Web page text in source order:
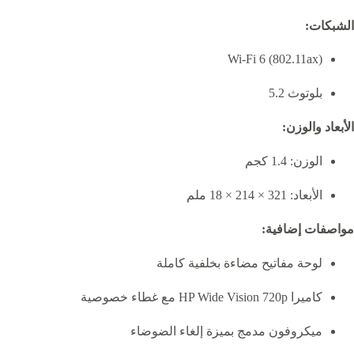
الشبكات:
Wi-Fi 6 (802.11ax)
بلوتوث 5.2
الأبعاد والوزن:
الوزن: 1.4 كجم
الأبعاد: 321 × 214 × 18 ملم
مواصفات إضافية:
لوحة مفاتيح مضاءة بخلفية كاملة
كاميرا HP Wide Vision 720p مع غطاء خصوصية
ميكروفون مدمج بميزة إلغاء الضوضاء